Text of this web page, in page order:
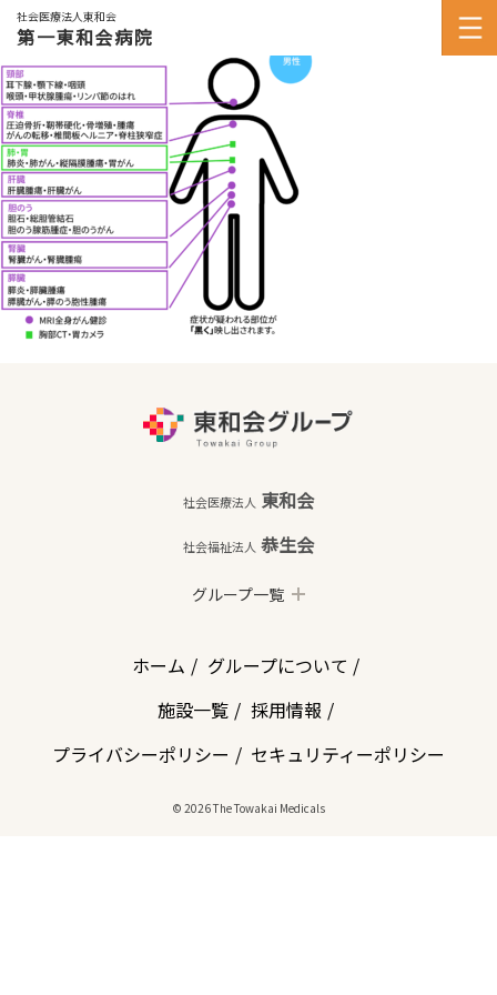
社会医療法人東和会
第一東和会病院
社会医療法人 東和会
社会福祉法人 恭生会
グループ一覧
ホーム
グループについて
施設一覧
採用情報
プライバシーポリシー
セキュリティーポリシー
© 2026 The Towakai Medicals